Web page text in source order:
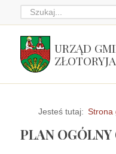
URZĄD
ZŁOTORYJA
Jesteś tutaj: Strona
PLAN